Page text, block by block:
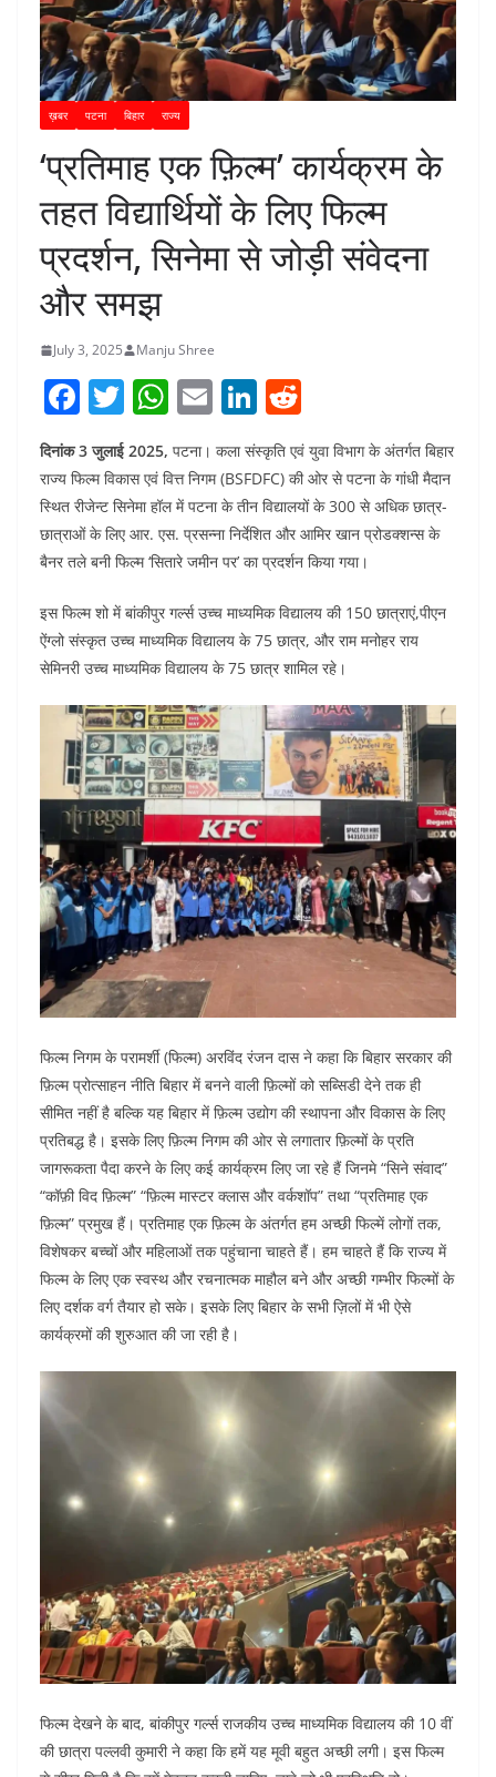
ख़बर पटना बिहार राज्य
‘प्रतिमाह एक फ़िल्म’ कार्यक्रम के
तहत विद्यार्थियों के लिए फिल्म
प्रदर्शन, सिनेमा से जोड़ी संवेदना
और समझ
July 3, 2025 Manju Shree
F
c
e
b
o
o
k
T
itt
er
W
at
s
A
p
p
E
ai
l
Li
n
k
e
dI
n
e
d
di
t
दिनांक 3 जुलाई 2025, पटना। कला संस्कृति एवं युवा विभाग के अंतर्गत बिहार
राज्य फिल्म विकास एवं वित्त निगम (BSFDFC) की ओर से पटना के गांधी मैदान
स्थित रीजेन्ट सिनेमा हॉल में पटना के तीन विद्यालयों के 300 से अधिक छात्र-
छात्राओं के लिए आर. एस. प्रसन्ना निर्देशित और आमिर खान प्रोडक्शन्स के
बैनर तले बनी फिल्म ‘सितारे जमीन पर’ का प्रदर्शन किया गया।
इस फिल्म शो में बांकीपुर गर्ल्स उच्च माध्यमिक विद्यालय की 150 छात्राएं,पीएन
ऐंग्लो संस्कृत उच्च माध्यमिक विद्यालय के 75 छात्र, और राम मनोहर राय
सेमिनरी उच्च माध्यमिक विद्यालय के 75 छात्र शामिल रहे।
फिल्म निगम के परामर्शी (फिल्म) अरविंद रंजन दास ने कहा कि बिहार सरकार की
फ़िल्म प्रोत्साहन नीति बिहार में बनने वाली फ़िल्मों को सब्सिडी देने तक ही
सीमित नहीं है बल्कि यह बिहार में फ़िल्म उद्योग की स्थापना और विकास के लिए
प्रतिबद्ध है। इसके लिए फ़िल्म निगम की ओर से लगातार फ़िल्मों के प्रति
जागरूकता पैदा करने के लिए कई कार्यक्रम लिए जा रहे हैं जिनमे “सिने संवाद”
“कॉफ़ी विद फ़िल्म” “फ़िल्म मास्टर क्लास और वर्कशॉप” तथा “प्रतिमाह एक
फ़िल्म” प्रमुख हैं। प्रतिमाह एक फ़िल्म के अंतर्गत हम अच्छी फिल्में लोगों तक,
विशेषकर बच्चों और महिलाओं तक पहुंचाना चाहते हैं। हम चाहते हैं कि राज्य में
फिल्म के लिए एक स्वस्थ और रचनात्मक माहौल बने और अच्छी गम्भीर फिल्मों के
लिए दर्शक वर्ग तैयार हो सके। इसके लिए बिहार के सभी ज़िलों में भी ऐसे
कार्यक्रमों की शुरुआत की जा रही है।
फिल्म देखने के बाद, बांकीपुर गर्ल्स राजकीय उच्च माध्यमिक विद्यालय की 10 वीं
की छात्रा पल्लवी कुमारी ने कहा कि हमें यह मूवी बहुत अच्छी लगी। इस फिल्म